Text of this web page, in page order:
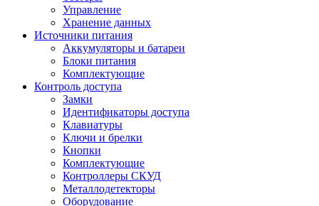
Управление
Хранение данных
Источники питания
Аккумуляторы и батареи
Блоки питания
Комплектующие
Контроль доступа
Замки
Идентификаторы доступа
Клавиатуры
Ключи и брелки
Кнопки
Комплектующие
Контроллеры СКУД
Металлодетекторы
Оборудование